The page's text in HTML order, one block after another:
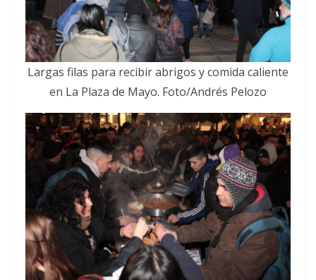
Largas filas para recibir abrigos y comida caliente
en La Plaza de Mayo. Foto/Andrés Pelozo